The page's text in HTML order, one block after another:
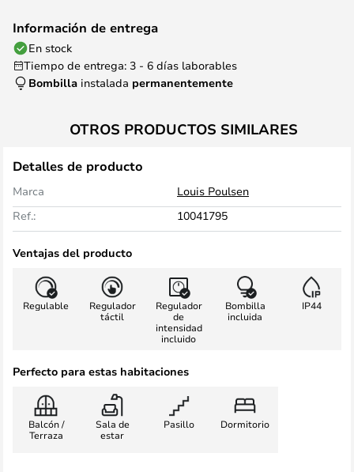
Información de entrega
En stock
Tiempo de entrega: 3 - 6 días laborables
Bombilla instalada permanentemente
OTROS PRODUCTOS SIMILARES
Detalles de producto
Marca
Louis Poulsen
Ref.:
10041795
Ventajas del producto
Regulable
Regulador
táctil
Regulador
de
intensidad
incluido
Bombilla
incluida
IP44
Perfecto para estas habitaciones
Balcón /
Terraza
Sala de
estar
Pasillo Dormitorio